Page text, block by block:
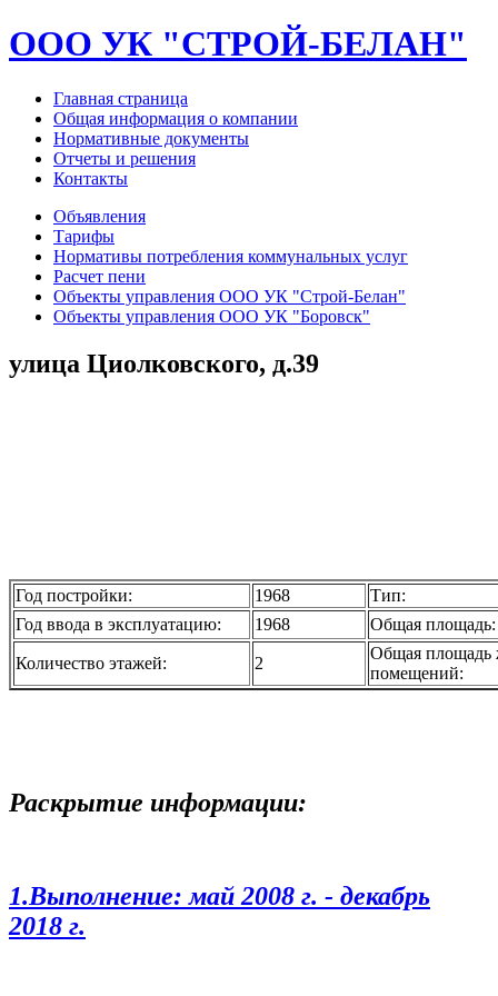
ООО УК "СТРОЙ-БЕЛАН"
Главная страница
Общая информация о компании
Нормативные документы
Отчеты и решения
Контакты
Объявления
Тарифы
Нормативы потребления коммунальных услуг
Расчет пени
Объекты управления ООО УК "Строй-Белан"
Объекты управления ООО УК "Боровск"
улица Циолковского, д.39
Год постройки: 1968
Тип:
Год ввода в эксплуатацию:
1968 Общая площадь:
Количество этажей: 2
Общая площадь
помещений:
Раскрытие информации:
1.Выполнение: май 2008 г. - декабрь
2018 г.